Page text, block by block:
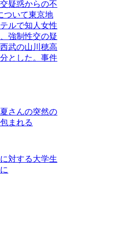
疑惑からの不
ついて東京地
ルで知人女性
強制性交の疑
武の山川穂高
とした。事件
さんの突然の
まれる
対する大学生